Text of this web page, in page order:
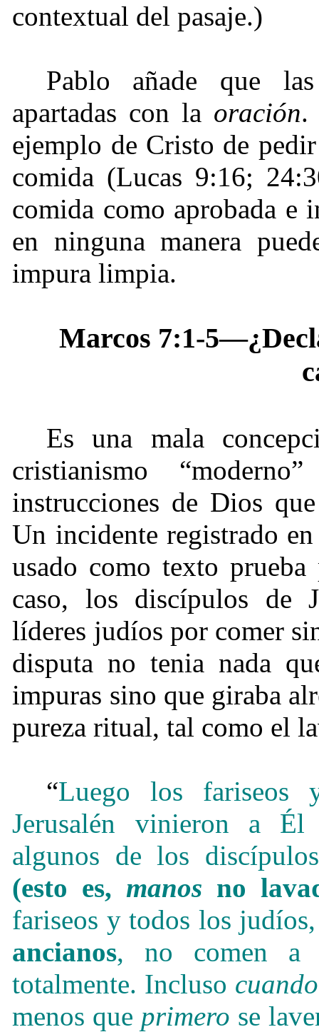
contextual del pasaje.)
Pablo añade que
apartadas con la oración.
ejemplo de Cristo de
comida (Lucas 9:16;
comida como aprobada
en ninguna manera
impura limpia.
Marcos 7:1-
Es una mala
cristianismo
instrucciones de Dios
Un incidente registrado
usado como texto
caso, los discípulos de
líderes judíos por comer
disputa no tenia nada
impuras sino que giraba
pureza ritual, tal como el
“Luego los fariseos
Jerusalén vinieron a
algunos de los
(esto es, manos no
fariseos y todos los
ancianos, no comen a
totalmente. Incluso
menos que primero se